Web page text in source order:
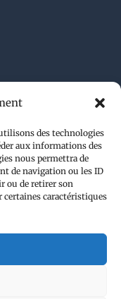
des technologies
aux informations des
nous permettra de
de navigation ou les ID
ou de retirer son
caractéristiques